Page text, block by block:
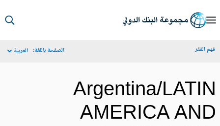
الفقر الصفحة باللغة: العربية
Argentina/
AMERICA